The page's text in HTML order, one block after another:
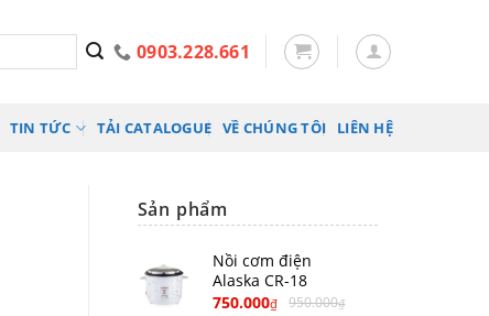
0903.228.661
TIN TỨC TẢI CATALOGUE VỀ CHÚNG TÔI LIÊN HỆ
Sản phẩm
Nồi cơm điện
Alaska CR-18
750.000₫ 950.000₫